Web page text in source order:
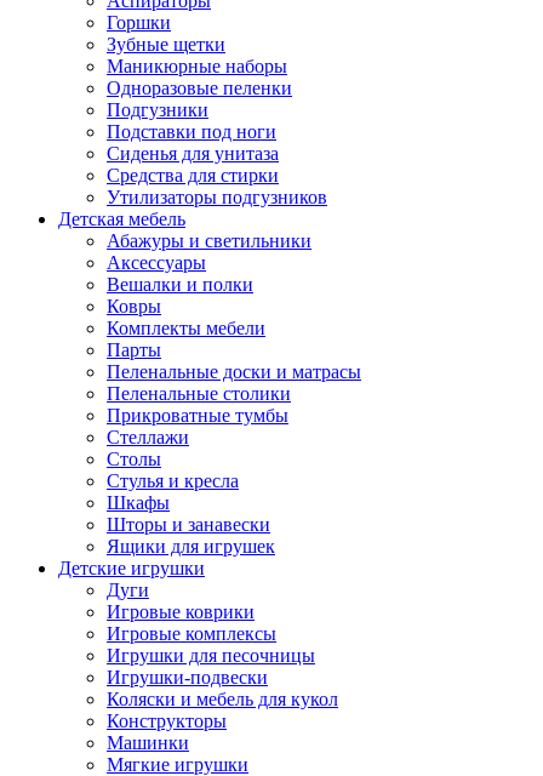
Горшки
Зубные щетки
Маникюрные наборы
Одноразовые пеленки
Подгузники
Подставки под ноги
Сиденья для унитаза
Средства для стирки
Утилизаторы подгузников
Детская мебель
Абажуры и светильники
Аксессуары
Вешалки и полки
Ковры
Комплекты мебели
Парты
Пеленальные доски и матрасы
Пеленальные столики
Прикроватные тумбы
Стеллажи
Столы
Стулья и кресла
Шкафы
Шторы и занавески
Ящики для игрушек
Детские игрушки
Дуги
Игровые коврики
Игровые комплексы
Игрушки для песочницы
Игрушки-подвески
Коляски и мебель для кукол
Конструкторы
Машинки
Мягкие игрушки